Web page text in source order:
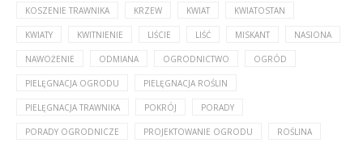
KOSZENIE TRAWNIKA KRZEW KWIAT KWIATOSTAN
KWIATY KWITNIENIE LIŚCIE LIŚĆ MISKANT NASIONA
NAWOŻENIE ODMIANA OGRODNICTWO OGRÓD
PIELĘGNACJA OGRODU PIELĘGNACJA ROŚLIN
PIELĘGNACJA TRAWNIKA POKRÓJ PORADY
PORADY OGRODNICZE PROJEKTOWANIE OGRODU ROŚLINA